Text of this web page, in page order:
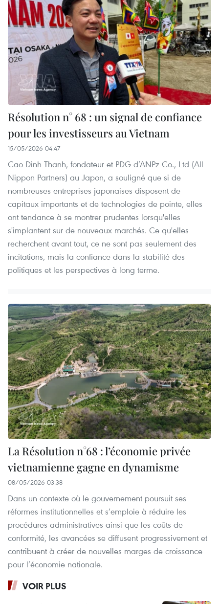
Résolution n° 68 : un signal de confiance
pour les investisseurs au Vietnam
15/05/2026 04:47
Cao Dinh Thanh, fondateur et PDG d’ANPz Co., Ltd (All
Nippon Partners) au Japon, a souligné que si de
nombreuses entreprises japonaises disposent de
capitaux importants et de technologies de pointe, elles
ont tendance à se montrer prudentes lorsqu'elles
s'implantent sur de nouveaux marchés. Ce qu'elles
recherchent avant tout, ce ne sont pas seulement des
incitations, mais la confiance dans la stabilité des
politiques et les perspectives à long terme.
La Résolution n°68 : l’économie privée
vietnamienne gagne en dynamisme
08/05/2026 03:38
Dans un contexte où le gouvernement poursuit ses
réformes institutionnelles et s’emploie à réduire les
procédures administratives ainsi que les coûts de
conformité, les avancées se diffusent progressivement et
contribuent à créer de nouvelles marges de croissance
pour l’économie nationale.
VOIR PLUS